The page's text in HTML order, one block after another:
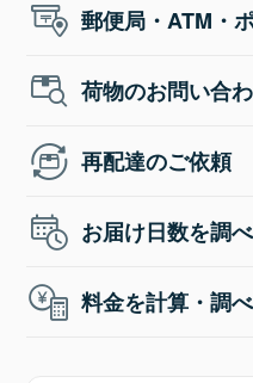
郵便局・ATM・
荷物のお問い合
再配達のご依頼
お届け日数を調
料金を計算・調